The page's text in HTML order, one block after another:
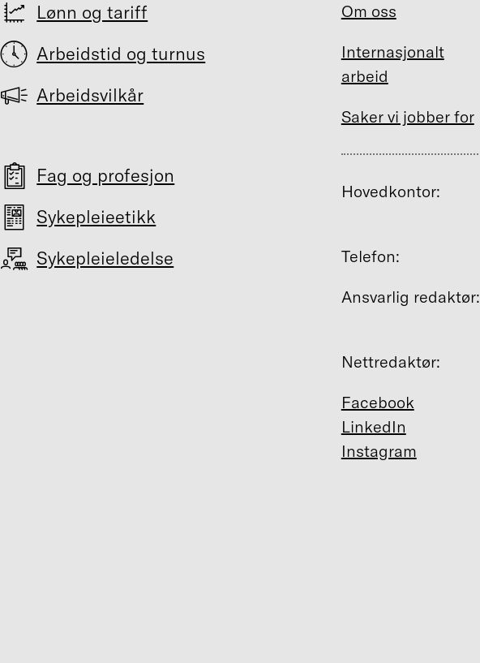
Lønn og tariff
Arbeidstid og turnus
Arbeidsvilkår
Fag og profesjon
Sykepleieetikk
Sykepleieledelse
Om oss
Internasjonalt
arbeid
Saker vi jobber for
Hovedkontor:
Telefon:
Ansvarlig redaktør:
Nettredaktør:
Facebook
LinkedIn
Instagram